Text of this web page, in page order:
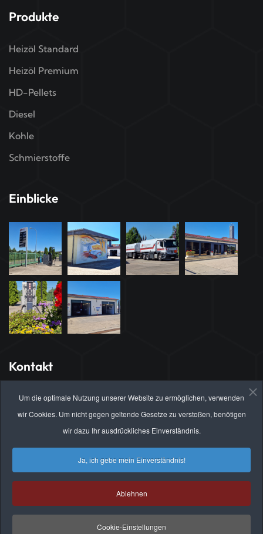
Um die optimale Nutzung unserer Website zu ermöglichen, verwenden
wir Cookies. Um nicht gegen geltende Gesetze zu verstoßen, benötigen
wir dazu Ihr ausdrückliches Einverständnis.
Ja, ich gebe mein Einverständnis!
Ablehnen
Cookie-Einstellungen
Produkte
Heizöl Standard
Heizöl Premium
HD-Pellets
Diesel
Kohle
Schmierstoffe
Einblicke
Kontakt
Hauptsitz Brandenburg
Brahmsstrasse 21
14772 Brandenburg an der Havel
info@hoth-online.de
03381 / 30 35 49